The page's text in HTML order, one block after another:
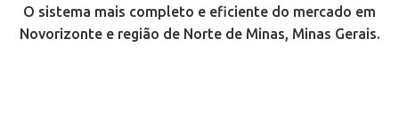
O sistema mais completo e eficiente do mercado em
Novorizonte e região de Norte de Minas, Minas Gerais.